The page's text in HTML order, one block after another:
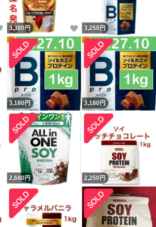
いいね！
3,380円 いいね！
3,250 円
3,180円 3,180円
2,680円 2,250 円